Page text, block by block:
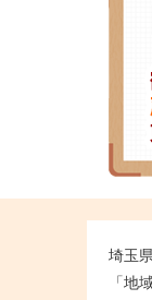
埼玉
「地